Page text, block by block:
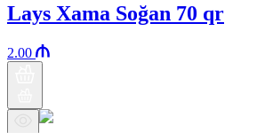
Lays Xama Soğan 70 qr
2.00